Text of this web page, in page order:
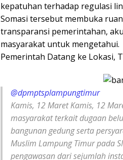
kepatuhan terhadap regulasi
Somasi tersebut membuka
transparansi pemerintahan,
masyarakat untuk mengetahui.
Pemerintah Datang ke Lokasi,
@dpmptsplampungtimur
Kamis, 12 Maret Kamis, 12
masyarakat terkait dugaan
bangunan gedung serta
Muslim Lampung Timur pada
pengawasan dari sejumlah